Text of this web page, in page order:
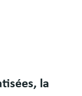
la